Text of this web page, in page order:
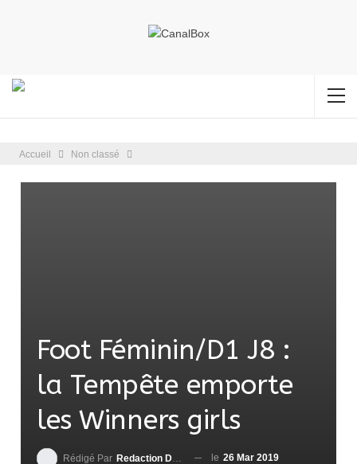
Accueil Non classé
Foot Féminin/D1 J8 :
la Tempête emporte
les Winners girls
Rédigé Par Redaction DjenaSport le 26 Mar 2019